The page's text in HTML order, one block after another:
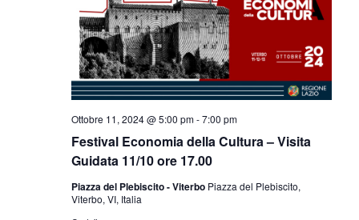
Festival Economia della Cultura – Visita
Guidata 11/10 ore 17.00
Ottobre 11, 2024 @ 5:00 pm-7:00 pm
Piazza del Plebiscito - Viterbo Piazza del Plebiscito,
Viterbo, VI, Italia